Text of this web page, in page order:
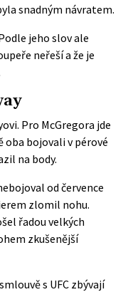
snadným návratem.
jeho slov ale
neřeší a že je
Pro McGregora jde
oba bojovali v pérové
na body.
od července
zlomil nohu.
řadou velkých
zkušenější
s UFC zbývají